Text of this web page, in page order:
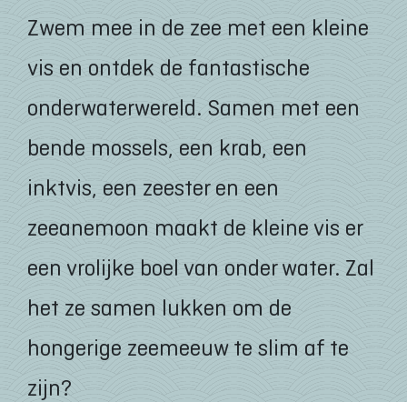
Zwem mee in de zee met een kleine
vis en ontdek de fantastische
onderwaterwereld. Samen met een
bende mossels, een krab, een
inktvis, een zeester en een
zeeanemoon maakt de kleine vis er
een vrolijke boel van onder water. Zal
het ze samen lukken om de
hongerige zeemeeuw te slim af te
zijn?